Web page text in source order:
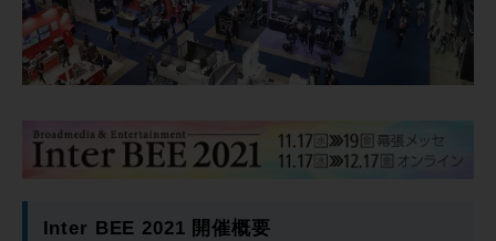
Inter BEE 2021 開催概要